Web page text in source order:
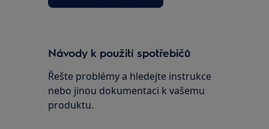
Návody k použití spotřebičů
Řešte problémy a hledejte instrukce
nebo jinou dokumentaci k vašemu
produktu.